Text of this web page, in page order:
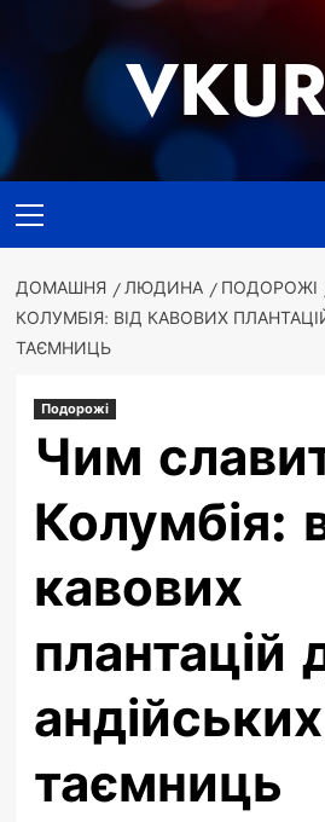
меню
ДОМАШНЯ ЛЮДИНА ПОДОРОЖІ
КОЛУМБІЯ: ВІД КАВОВИХ
ТАЄМНИЦЬ
Подорожі
Чим
Колумбія:
кавових
плантацій
андійських
таємниць